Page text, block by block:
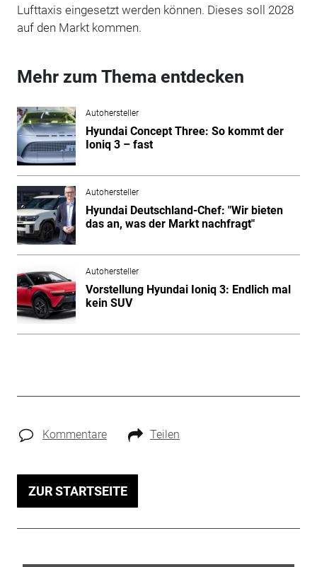
Lufttaxis eingesetzt werden können. Dieses soll 2028
auf den Markt kommen.
Mehr zum Thema entdecken
Autohersteller
Hyundai Concept Three: So kommt der
Ioniq 3 – fast
Autohersteller
Hyundai Deutschland-Chef: "Wir bieten
das an, was der Markt nachfragt"
Autohersteller
Vorstellung Hyundai Ioniq 3: Endlich mal
kein SUV
Kommentare Teilen
ZUR STARTSEITE